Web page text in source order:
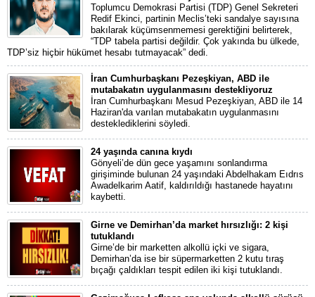
Toplumcu Demokrasi Partisi (TDP) Genel Sekreteri
Redif Ekinci, partinin Meclis’teki sandalye sayısına
bakılarak küçümsenmemesi gerektiğini belirterek,
“TDP tabela partisi değildir. Çok yakında bu ülkede,
TDP’siz hiçbir hükümet hesabı tutmayacak” dedi.
İran Cumhurbaşkanı Pezeşkiyan, ABD ile
mutabakatın uygulanmasını destekliyoruz
İran Cumhurbaşkanı Mesud Pezeşkiyan, ABD ile 14
Haziran'da varılan mutabakatın uygulanmasını
desteklediklerini söyledi.
24 yaşında canına kıydı
Gönyeli’de dün gece yaşamını sonlandırma
girişiminde bulunan 24 yaşındaki Abdelhakam Eıdrıs
Awadelkarim Aatif, kaldırıldığı hastanede hayatını
kaybetti.
Girne ve Demirhan’da market hırsızlığı: 2 kişi
tutuklandı
Girne’de bir marketten alkollü içki ve sigara,
Demirhan’da ise bir süpermarketten 2 kutu tıraş
bıçağı çaldıkları tespit edilen iki kişi tutuklandı.